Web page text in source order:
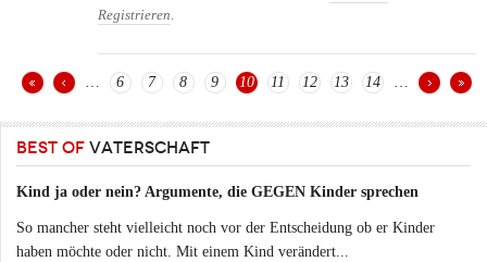
Registrieren
6 7 8 9 10 11 12 13 14
BEST OF VATERSCHAFT
Kind ja oder nein? Argumente, die GEGEN Kinder sprechen
So mancher steht vielleicht noch vor der Entscheidung ob er Kinder
haben möchte oder nicht. Mit einem Kind verändert...